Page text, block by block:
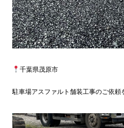
千葉県茂原市
駐車場アスファルト舗装工事のご依頼